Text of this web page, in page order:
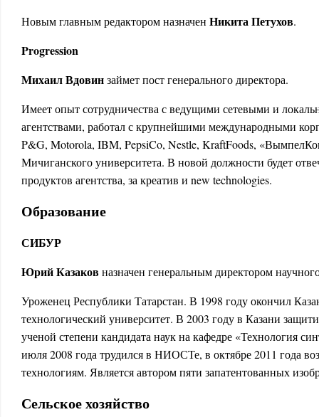
Новым главным редактором назначен Никита Петухов.
Progression
Михаил Вдовинзаймет пост генерального директора.
Имеет опыт сотрудничества с ведущими сетевыми и
агентствами, работал с крупнейшими международными
P&G, Motorola, IBM, PepsiCo, Nestle, KraftFoods,
Мичиганского университета. В новой должности будет
продуктов агентства, за креатив и new technologies.
Образование
СИБУР
Юрий Казаковназначен генеральным директором
Уроженец Республики Татарстан. В 1998 году окончил
технологический университет. В 2003 году в Казани
ученой степени кандидата наук на кафедре «Технология
июля 2008 года трудился в НИОСТе, в октябре 2011 года
технологиям. Является автором пяти запатентованных
Сельское хозяйство